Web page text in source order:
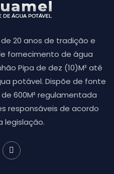
20 anos de tradição e
fornecimento de água
Pipa de dez (10)M³ até
potável. Dispõe de fonte
600M³ regulamentada
responsáveis de acordo
legislação.